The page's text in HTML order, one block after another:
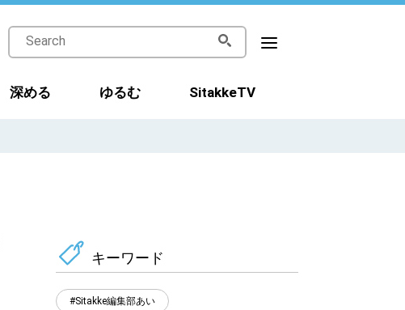
深める ゆるむ SitakkeTV
キーワード
Sitakke編集部あい